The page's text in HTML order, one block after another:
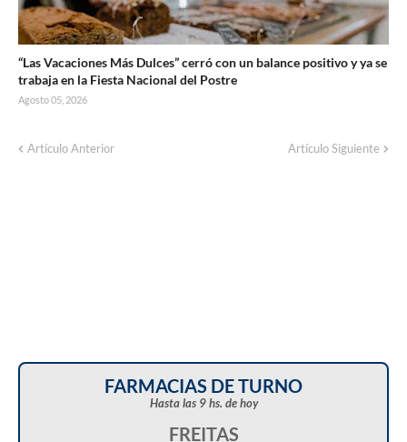
“Las Vacaciones Más Dulces” cerró con un balance positivo y ya se
trabaja en la Fiesta Nacional del Postre
Agosto 05, 2026
Artículo Anterior Artículo Siguiente
FARMACIAS DE TURNO
Hasta las 9 hs. de hoy
FREITAS